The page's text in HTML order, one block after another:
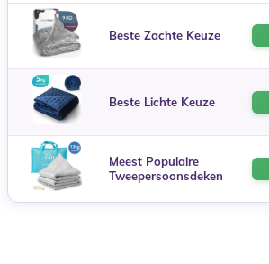
Beste Zachte Keuze
Beste Lichte Keuze
Meest Populaire
Tweepersoonsdeken